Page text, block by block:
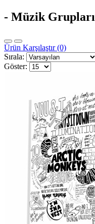
- Müzik Grupları
Ürün Karşılaştır (0)
Sırala:
Göster: